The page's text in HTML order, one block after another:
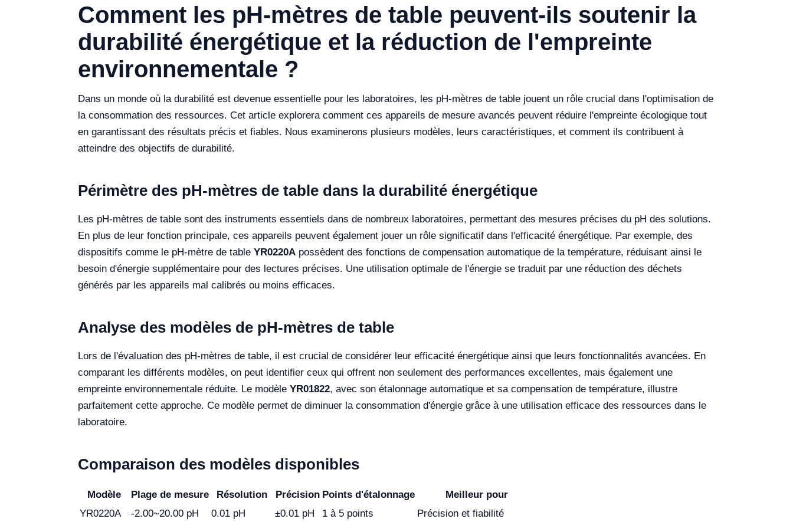
Comment les pH-mètres de table peuvent-ils soutenir la
durabilité énergétique et la réduction de l'empreinte
environnementale ?
Dans un monde où la durabilité est devenue essentielle pour les laboratoires, les pH-mètres de table jouent un rôle crucial dans l'optimisation de
la consommation des ressources. Cet article explorera comment ces appareils de mesure avancés peuvent réduire l'empreinte écologique tout
en garantissant des résultats précis et fiables. Nous examinerons plusieurs modèles, leurs caractéristiques, et comment ils contribuent à
atteindre des objectifs de durabilité.
Périmètre des pH-mètres de table dans la durabilité énergétique
Les pH-mètres de table sont des instruments essentiels dans de nombreux laboratoires, permettant des mesures précises du pH des solutions.
En plus de leur fonction principale, ces appareils peuvent également jouer un rôle significatif dans l'efficacité énergétique. Par exemple, des
dispositifs comme le pH-mètre de table YR0220A possèdent des fonctions de compensation automatique de la température, réduisant ainsi le
besoin d'énergie supplémentaire pour des lectures précises. Une utilisation optimale de l'énergie se traduit par une réduction des déchets
générés par les appareils mal calibrés ou moins efficaces.
Analyse des modèles de pH-mètres de table
Lors de l'évaluation des pH-mètres de table, il est crucial de considérer leur efficacité énergétique ainsi que leurs fonctionnalités avancées. En
comparant les différents modèles, on peut identifier ceux qui offrent non seulement des performances excellentes, mais également une
empreinte environnementale réduite. Le modèle YR01822, avec son étalonnage automatique et sa compensation de température, illustre
parfaitement cette approche. Ce modèle permet de diminuer la consommation d'énergie grâce à une utilisation efficace des ressources dans le
laboratoire.
Comparaison des modèles disponibles
Modèle Plage de mesure Résolution Précision Points d'étalonnage
Meilleur pour
YR0220A
-2.00~20.00 pH 0.01 pH ±0.01 pH 1 à 5 points
Précision et fiabilité